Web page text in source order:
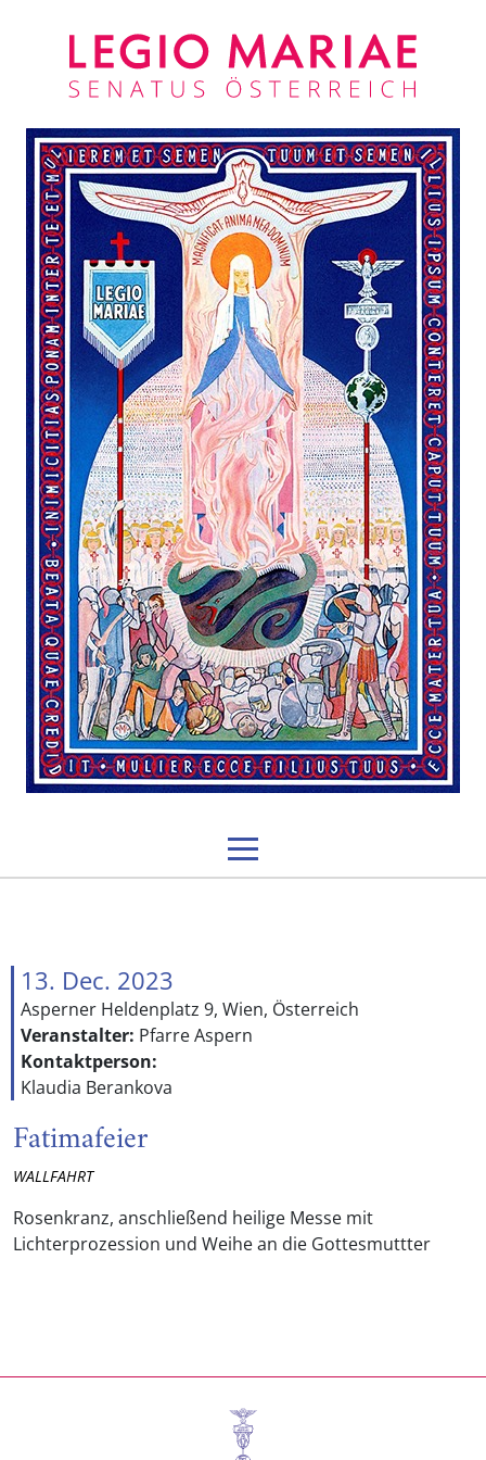
13. Dec. 2023
Asperner Heldenplatz 9, Wien, Österreich
Veranstalter: Pfarre Aspern
Kontaktperson:
Klaudia Berankova
Fatimafeier
WALLFAHRT
Rosenkranz, anschließend heilige Messe mit
Lichterprozession und Weihe an die Gottesmuttter